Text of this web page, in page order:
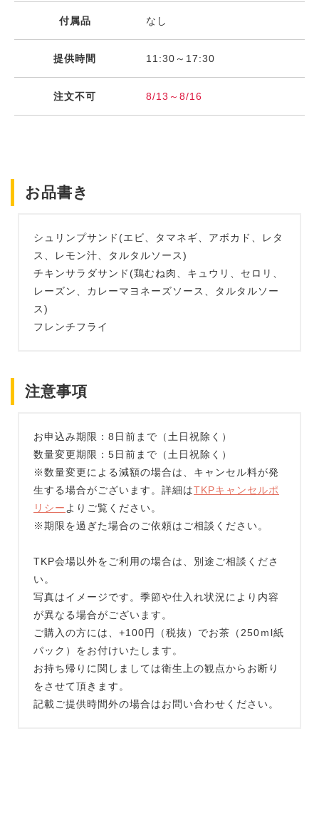
付属品 なし
提供時間 11:30～17:30
注文不可 8/13～8/16
お品書き
シュリンプサンド(エビ、タマネギ、アボカド、レタ
ス、レモン汁、タルタルソース)
チキンサラダサンド(鶏むね肉、キュウリ、セロリ、
レーズン、カレーマヨネーズソース、タルタルソー
ス)
フレンチフライ
注意事項
お申込み期限：8日前まで（土日祝除く）
数量変更期限：5日前まで（土日祝除く）
※数量変更による減額の場合は、キャンセル料が発
生する場合がございます。詳細はTKPキャンセルポ
リシー よりご覧ください。
※期限を過ぎた場合のご依頼はご相談ください。
TKP会場以外をご利用の場合は、別途ご相談くださ
い。
写真はイメージです。季節や仕入れ状況により内容
が異なる場合がございます。
ご購入の方には、+100円（税抜）でお茶（250ｍl紙
パック）をお付けいたします。
お持ち帰りに関しましては衛生上の観点からお断り
をさせて頂きます。
記載ご提供時間外の場合はお問い合わせください。